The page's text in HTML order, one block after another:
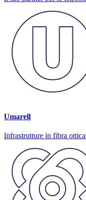
Umarell
Infrastrutture in fibra